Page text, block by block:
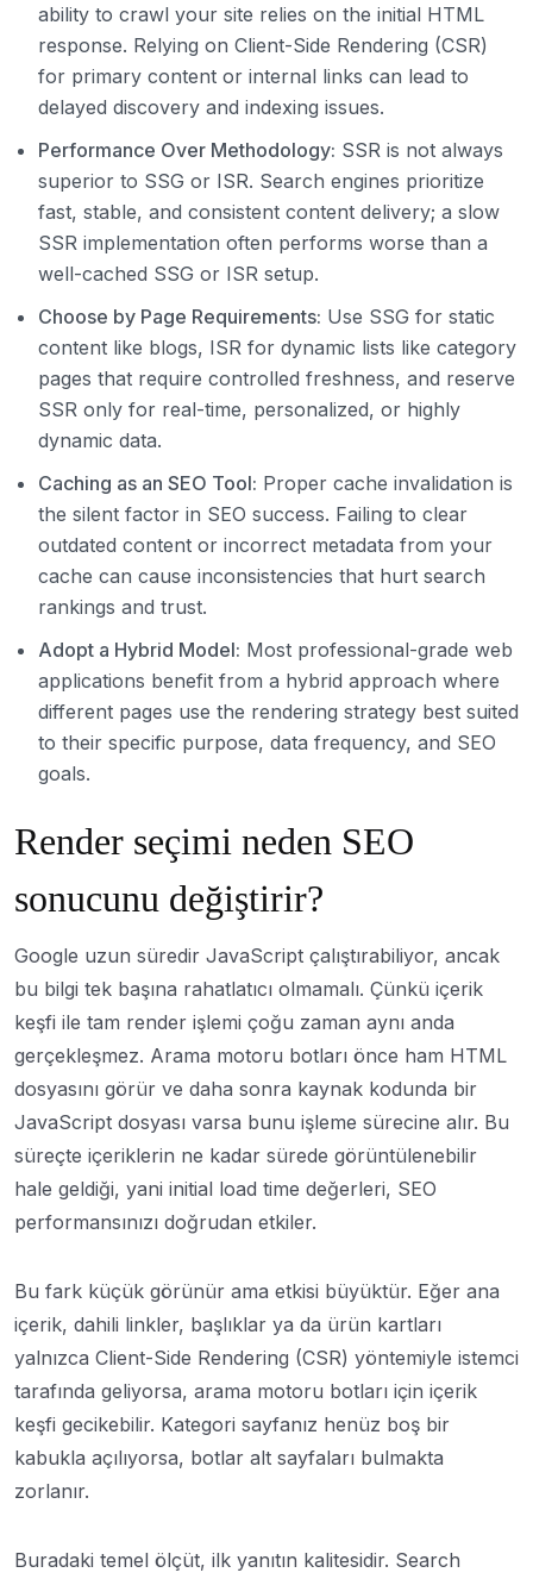
ability to crawl your site relies on the initial HTML
response. Relying on Client-Side Rendering (CSR)
for primary content or internal links can lead to
delayed discovery and indexing issues.
Performance Over Methodology: SSR is not always
superior to SSG or ISR. Search engines prioritize
fast, stable, and consistent content delivery; a slow
SSR implementation often performs worse than a
well-cached SSG or ISR setup.
Choose by Page Requirements: Use SSG for static
content like blogs, ISR for dynamic lists like category
pages that require controlled freshness, and reserve
SSR only for real-time, personalized, or highly
dynamic data.
Caching as an SEO Tool: Proper cache invalidation is
the silent factor in SEO success. Failing to clear
outdated content or incorrect metadata from your
cache can cause inconsistencies that hurt search
rankings and trust.
Adopt a Hybrid Model: Most professional-grade web
applications benefit from a hybrid approach where
different pages use the rendering strategy best suited
to their specific purpose, data frequency, and SEO
goals.
Render seçimi neden SEO
sonucunu değiştirir?
Google uzun süredir JavaScript çalıştırabiliyor, ancak
bu bilgi tek başına rahatlatıcı olmamalı. Çünkü içerik
keşfi ile tam render işlemi çoğu zaman aynı anda
gerçekleşmez. Arama motoru botları önce ham HTML
dosyasını görür ve daha sonra kaynak kodunda bir
JavaScript dosyası varsa bunu işleme sürecine alır. Bu
süreçte içeriklerin ne kadar sürede görüntülenebilir
hale geldiği, yani initial load time değerleri, SEO
performansınızı doğrudan etkiler.
Bu fark küçük görünür ama etkisi büyüktür. Eğer ana
içerik, dahili linkler, başlıklar ya da ürün kartları
yalnızca Client-Side Rendering (CSR) yöntemiyle istemci
tarafında geliyorsa, arama motoru botları için içerik
keşfi gecikebilir. Kategori sayfanız henüz boş bir
kabukla açılıyorsa, botlar alt sayfaları bulmakta
zorlanır.
Buradaki temel ölçüt, ilk yanıtın kalitesidir. Search